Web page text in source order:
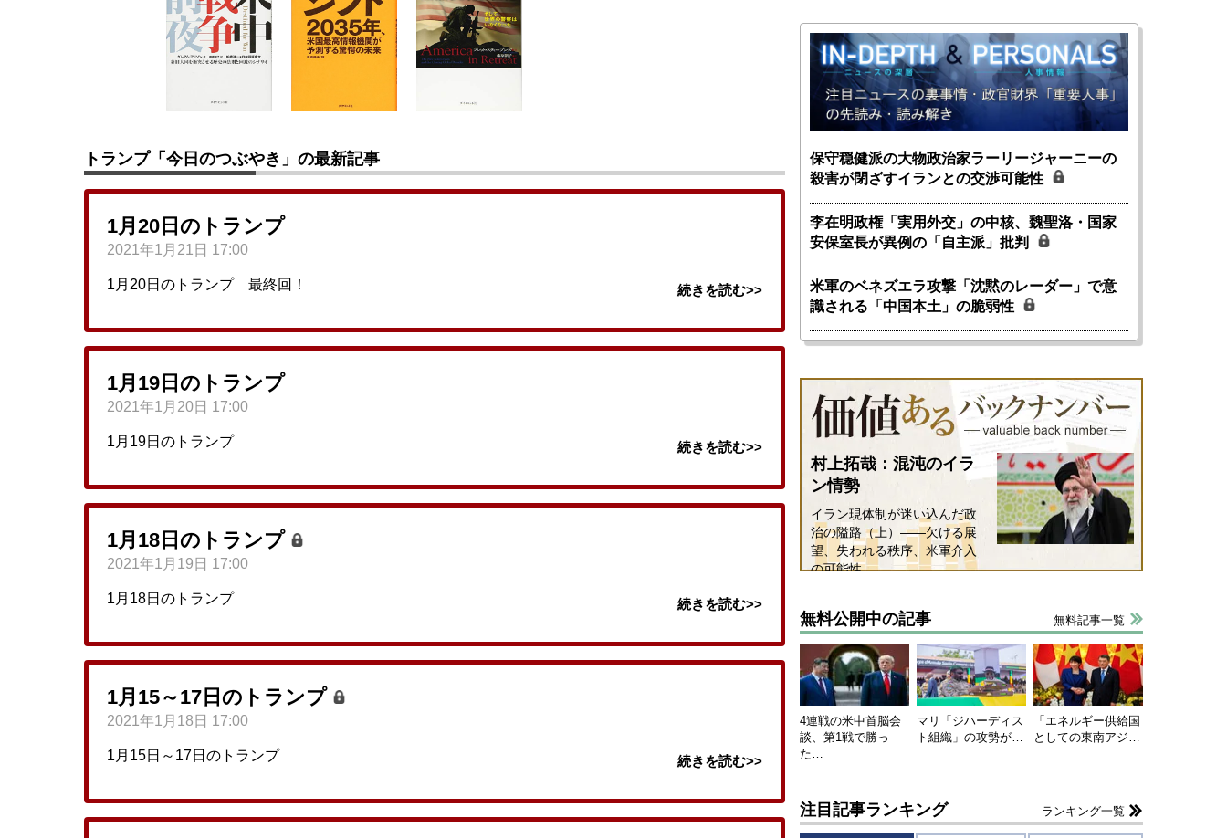
トランプ「今日のつぶやき」の最新記事
1月20日のトランプ
2021年1月21日 17:00
1月20日のトランプ 最終回！ 続きを読む>>
1月19日のトランプ
2021年1月20日 17:00
1月19日のトランプ 続きを読む>>
1月18日のトランプ
2021年1月19日 17:00
1月18日のトランプ 続きを読む>>
1月15～17日のトランプ
2021年1月18日 17:00
1月15日～17日のトランプ 続きを読む>>
保守穏健派の大物政治家ラーリージャーニーの
殺害が閉ざすイランとの交渉可能性
李在明政権「実用外交」の中核、魏聖洛・国家
安保室長が異例の「自主派」批判
米軍のベネズエラ攻撃「沈黙のレーダー」で意
識される「中国本土」の脆弱性
村上拓哉：混沌のイラ
ン情勢
イラン現体制が迷い込んだ政
治の隘路（上）――欠ける展
望、失われる秩序、米軍介入
の可能性
無料公開中の記事 無料記事一覧
4連戦の米中首脳会
談、第1戦で勝っ
た…
マリ「ジハーディス
ト組織」の攻勢が…
「エネルギー供給国
としての東南アジ…
注目記事ランキング ランキング一覧